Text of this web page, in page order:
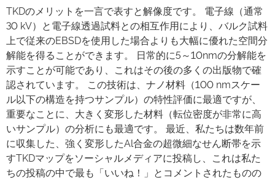
TKDのメリットを一言で表すと解像度です。 電子線（通常
30 kV）と電子線透過試料との相互作用により、バルク試料
上で従来のEBSDを使用した場合よりも大幅に優れた空間分
解能を得ることができます。 日常的に5～10nmの分解能を
示すことが可能であり、これはその後の多くの出版物で確
認されています。 この技術は、ナノ材料（100 nmスケー
ル以下の構造を持つサンプル）の特性評価に最適ですが、
重要なことに、大きく変形した材料（転位密度が非常に高
いサンプル）の分析にも最適です。 最近、私たちは数年前
に収集した、強く変形したAl合金の超微細なせん断帯を示
すTKDマップをソーシャルメディアに投稿し、これは私た
ちの投稿の中で最も「いいね！」とコメントされたものの